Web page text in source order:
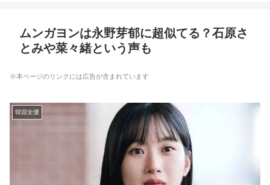
ムンガヨンは永野芽郁に超似てる？石原さ
とみや菜々緒という声も
※本ページのリンクには広告が含まれています
韓国女優